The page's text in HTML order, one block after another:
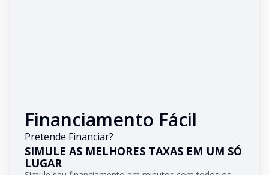
Financiamento Fácil
Pretende Financiar?
SIMULE AS MELHORES TAXAS EM UM SÓ
LUGAR